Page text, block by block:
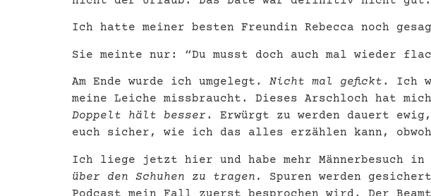
Ich hatte meiner besten Freundin Rebecca noch
Sie meinte nur: “Du musst doch auch mal wieder
Am Ende wurde ich umgelegt. Nicht mal gefickt . Ich
meine Leiche missbraucht. Dieses Arschloch hat
Doppelt hält besser . Erwürgt zu werden dauert
euch sicher, wie ich das alles erzählen kann,
Ich liege jetzt hier und habe mehr Männerbesuch in
über den Schuhen zu tragen.
Spuren werden